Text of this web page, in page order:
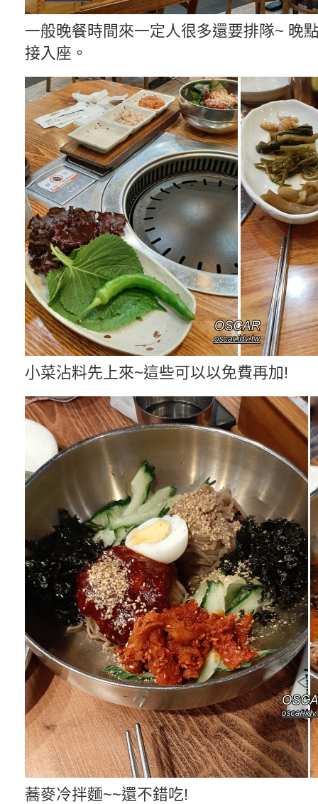
一般晚餐時間來一定人很多還要排隊~ 晚
接入座。
小菜沾料先上來~這些可以以免費再加!
蕎麥冷拌麵~~還不錯吃!